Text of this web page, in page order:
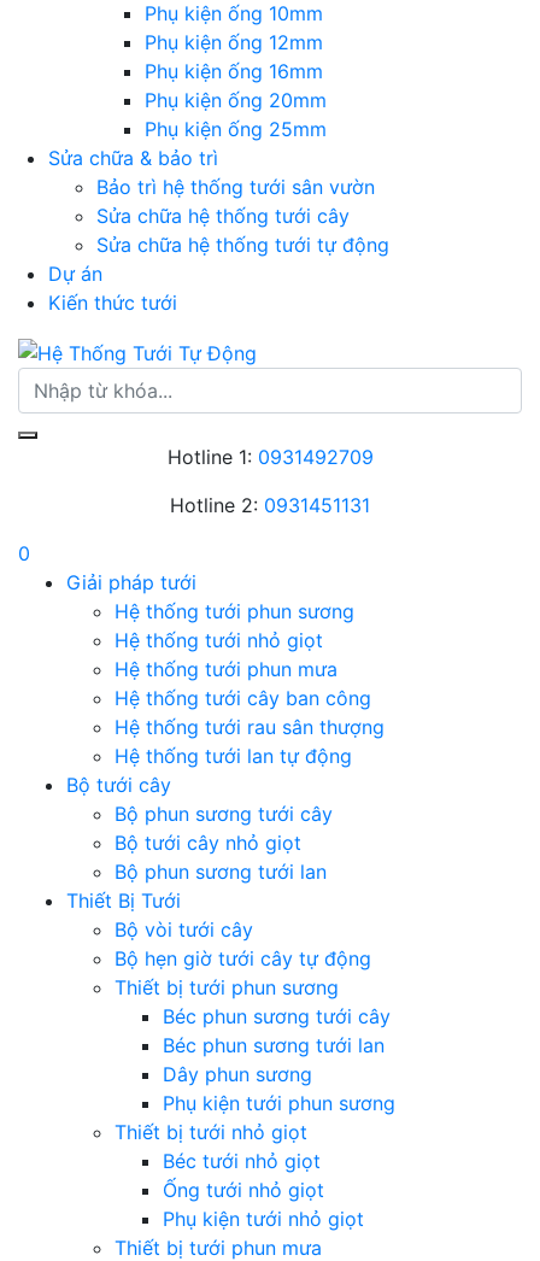
Phụ kiện ống 10mm
Phụ kiện ống 12mm
Phụ kiện ống 16mm
Phụ kiện ống 20mm
Phụ kiện ống 25mm
Sửa chữa & bảo trì
Bảo trì hệ thống tưới sân vườn
Sửa chữa hệ thống tưới cây
Sửa chữa hệ thống tưới tự động
Dự án
Kiến thức tưới
Hotline 1: 0931492709
Hotline 2: 0931451131
0
Giải pháp tưới
Hệ thống tưới phun sương
Hệ thống tưới nhỏ giọt
Hệ thống tưới phun mưa
Hệ thống tưới cây ban công
Hệ thống tưới rau sân thượng
Hệ thống tưới lan tự động
Bộ tưới cây
Bộ phun sương tưới cây
Bộ tưới cây nhỏ giọt
Bộ phun sương tưới lan
Thiết Bị Tưới
Bộ vòi tưới cây
Bộ hẹn giờ tưới cây tự động
Thiết bị tưới phun sương
Béc phun sương tưới cây
Béc phun sương tưới lan
Dây phun sương
Phụ kiện tưới phun sương
Thiết bị tưới nhỏ giọt
Béc tưới nhỏ giọt
Ống tưới nhỏ giọt
Phụ kiện tưới nhỏ giọt
Thiết bị tưới phun mưa